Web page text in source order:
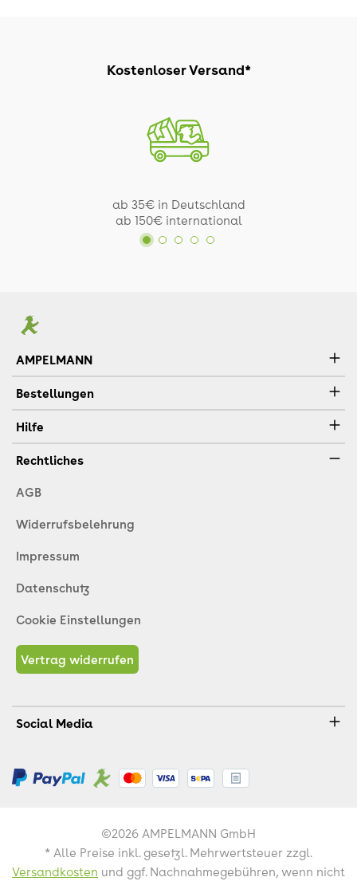
Kostenloser Versand*
ab 35€ in Deutschland
ab 150€ international
AMPELMANN
Bestellungen
Hilfe
Rechtliches
AGB
Widerrufsbelehrung
Impressum
Datenschutz
Cookie Einstellungen
Vertrag widerrufen
Social Media
©2026 AMPELMANN GmbH
* Alle Preise inkl. gesetzl. Mehrwertsteuer zzgl.
Versandkosten und ggf. Nachnahmegebühren, wenn nicht